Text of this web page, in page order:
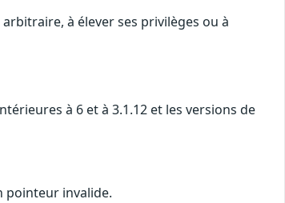
à élever ses privilèges ou à
à 6 et à 3.1.12 et les versions de
pointeur invalide.